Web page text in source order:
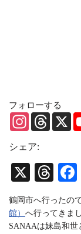
フォローする
I
t
g
a
T
d
X
シェア:
X
T
hr
ea
ds
鶴岡市へ行ったの
館） へ行ってきまし
SANAAは妹島和世